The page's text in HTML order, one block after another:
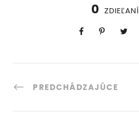
0 ZDIEĽANÍ
PREDCHÁDZAJÚCE